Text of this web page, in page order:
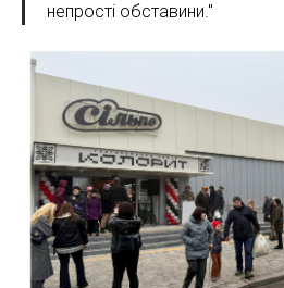
непрості обставини."